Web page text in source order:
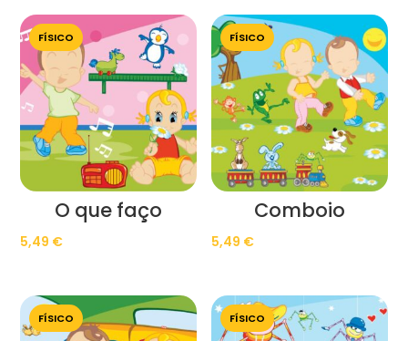
FÍSICO
O que faço
5,49 €
FÍSICO
Comboio
5,49 €
FÍSICO FÍSICO